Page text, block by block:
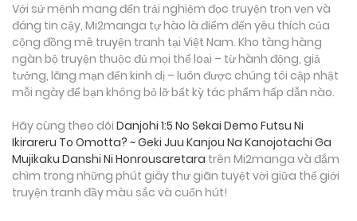
Với sứ mệnh mang đến trải nghiệm đọc truyện trọn vẹn và
đáng tin cậy, Mi2manga tự hào là điểm đến yêu thích của
cộng đồng mê truyện tranh tại Việt Nam. Kho tàng hàng
ngàn bộ truyện thuộc đủ mọi thể loại – từ hành động, giả
tưởng, lãng mạn đến kinh dị – luôn được chúng tôi cập nhật
mỗi ngày để bạn không bỏ lỡ bất kỳ tác phẩm hấp dẫn nào.
Hãy cùng theo dõi Danjohi 1:5 No Sekai Demo Futsu Ni
Ikirareru To Omotta? ~ Geki Juu Kanjou Na Kanojotachi Ga
Mujikaku Danshi Ni Honrousaretara trên Mi2manga và đắm
chìm trong những phút giây thư giãn tuyệt vời giữa thế giới
truyện tranh đầy màu sắc và cuốn hút!